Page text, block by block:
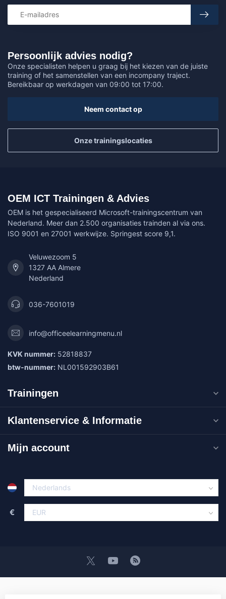
Persoonlijk advies nodig?
Onze specialisten helpen u graag bij het kiezen van de juiste
training of het samenstellen van een incompany traject.
Bereikbaar op werkdagen van 09:00 tot 17:00.
Neem contact op
Onze trainingslocaties
OEM ICT Trainingen & Advies
OEM is het gespecialiseerd Microsoft-trainingscentrum van
Nederland. Meer dan 2.500 organisaties trainden al via ons.
ISO 9001 en 27001 werkwijze. Springest score 9,1.
Veluwezoom 5
1327 AA Almere
Nederland
036-7601019
info@officeelearningmenu.nl
KVK nummer: 52818837
btw-nummer: NL001592903B61
Trainingen
Klantenservice & Informatie
Mijn account
€